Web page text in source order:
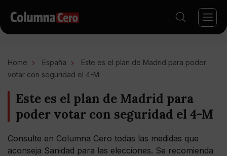
Home España
Este es el plan de Madrid para poder
votar con seguridad el 4-M
Este es el plan de Madrid para
poder votar con seguridad el 4-M
Consulte en Columna Cero todas las medidas que
aconseja Sanidad para las elecciones. Se recomienda